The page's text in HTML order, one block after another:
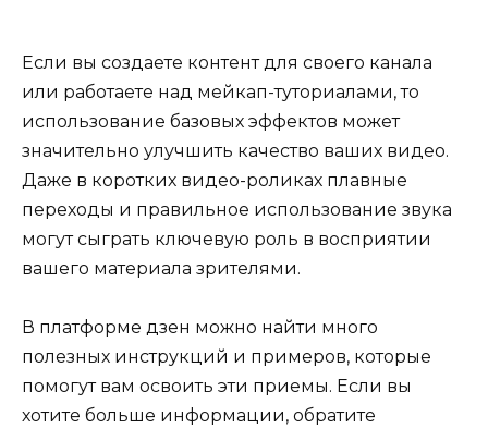
Если вы создаете контент для своего канала
или работаете над мейкап-туториалами, то
использование базовых эффектов может
значительно улучшить качество ваших видео.
Даже в коротких видео-роликах плавные
переходы и правильное использование звука
могут сыграть ключевую роль в восприятии
вашего материала зрителями.
В платформе дзен можно найти много
полезных инструкций и примеров, которые
помогут вам освоить эти приемы. Если вы
хотите больше информации, обратите